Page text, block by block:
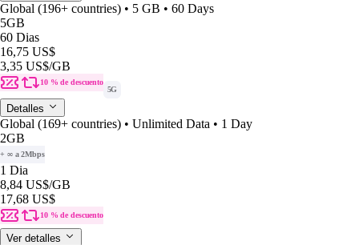
Global (196+ countries) • 5 GB • 60 Days
5GB
60 Dias
16,75 US$
3,35 US$/GB
10 % de descuento
5G
Detalles
Global (169+ countries) • Unlimited Data • 1 Day
2GB
+ ∞ a 2Mbps
1 Dia
8,84 US$/GB
17,68 US$
10 % de descuento
Ver detalles